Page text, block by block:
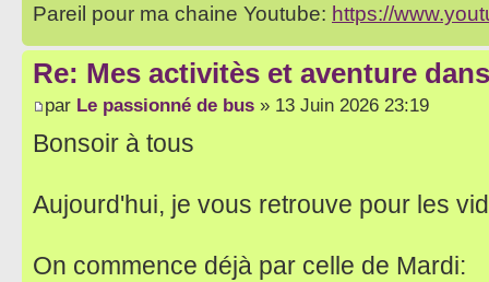
Pareil pour ma chaine Youtube: https://
Re: Mes activitès et aventure
par Le passionné de bus » 13 Juin 2026 23:19
Bonsoir à tous
Aujourd'hui, je vous retrouve pour les
On commence déjà par celle de Mardi: